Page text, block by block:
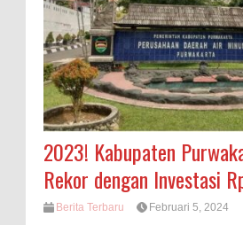
2023! Kabupaten
Rekor dengan Investasi
Berita Terbaru Februari 5, 2024